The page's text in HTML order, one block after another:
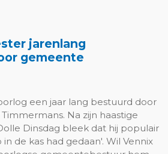
jarenlang
gemeente
een jaar lang bestuurd door
Na zijn haastige
Dinsdag bleek dat hij populair
de kas had gedaan'. Wil Vennix